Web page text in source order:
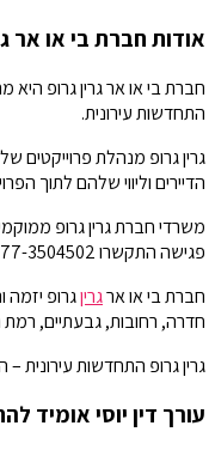
אודות חברת בי או אר
חברת בי או אר גרין גרופ
התחדשות עירונית.
גרין גרופ מנהלת פרוייקטים
הדיירים וליווי שלהם לתוך
משרדי חברת גרין גרופ
פגישה התקשרו 077-3504502
חברת בי או ארגריןגרופ יזמה
חדרה, רחובות, גבעתיים, רמת
גרין גרופ התחדשות עירונית – התקשרו
עורך דין יוסי אומיד